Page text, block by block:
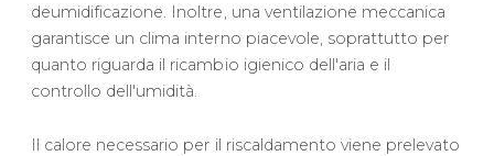
deumidificazione. Inoltre, una ventilazione meccanica
garantisce un clima interno piacevole, soprattutto per
quanto riguarda il ricambio igienico dell'aria e il
controllo dell'umidità.
Il calore necessario per il riscaldamento viene prelevato